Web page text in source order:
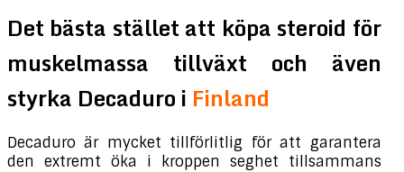
Det bästa stället att köpa steroid för
muskelmassa tillväxt och även
styrka Decaduro i Finland
Decaduro är mycket tillförlitlig för att garantera
den extremt öka i kroppen seghet tillsammans